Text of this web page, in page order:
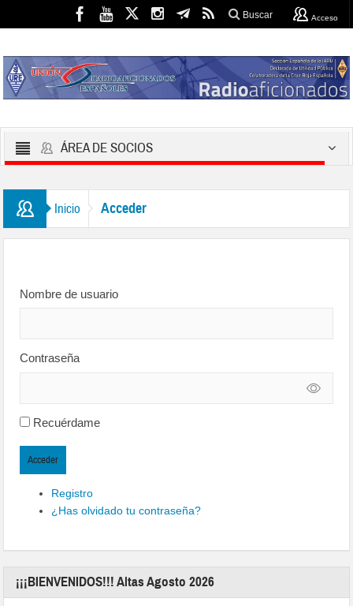
Buscar Acceso
ÁREA DE SOCIOS
Inicio Acceder
Nombre de usuario
Contraseña
Recuérdame
Acceder
Registro
¿Has olvidado tu contraseña?
¡¡¡BIENVENIDOS!!! Altas Agosto 2026